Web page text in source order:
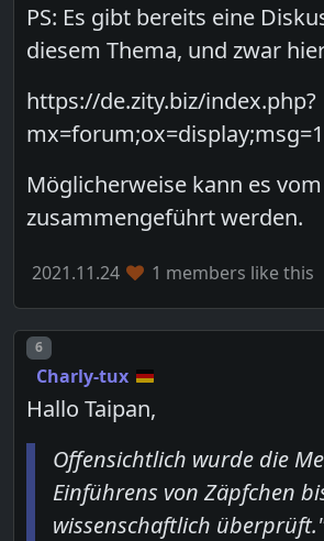
PS: Es gibt bereits eine
diesem Thema, und zwar
https://de.zity.biz/index.php?
Möglicherweise kann es
zusammengeführt werden.
2021.11.24 1 members like this
Post number
6
Charly-tux
Hallo Taipan,
Offensichtlich wurde die
Einführens von Zäpfchen
wissenschaftlich